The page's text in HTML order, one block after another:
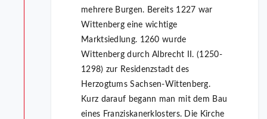
mehrere Burgen. Bereits 1227 war
Wittenberg eine wichtige
Marktsiedlung. 1260 wurde
Wittenberg durch Albrecht II. (1250-
1298) zur Residenzstadt des
Herzogtums Sachsen-Wittenberg.
Kurz darauf begann man mit dem Bau
eines Franziskanerklosters. Die Kirche